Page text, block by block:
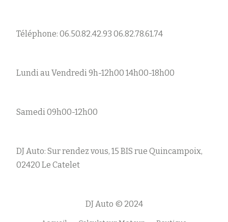
Téléphone: 06.50.82.42.93 06.82.78.61.74
Lundi au Vendredi 9h-12h00 14h00-18h00
Samedi 09h00-12h00
DJ Auto: Sur rendez vous, 15 BIS rue Quincampoix,
02420 Le Catelet
DJ Auto © 2024